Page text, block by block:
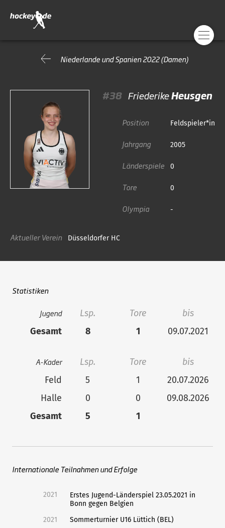
Niederlande und Spanien 2022 (Damen)
#38 FriederikeHeusgen
Position Feldspieler*in
Jahrgang 2005
Länderspiele 0
Tore 0
Olympia -
Aktueller Verein Düsseldorfer HC
Statistiken
Jugend Lsp. Tore
bis
Gesamt
8 1 09.07.2021
A-Kader Lsp. Tore
bis
Feld
5 1
20.07.2026
Halle
0 0
09.08.2026
Gesamt
5 1
Internationale Teilnahmen und Erfolge
2021
Erstes Jugend-Länderspiel 23.05.2021 in
Bonn gegen Belgien
2021
Sommerturnier U16 Lüttich (BEL)